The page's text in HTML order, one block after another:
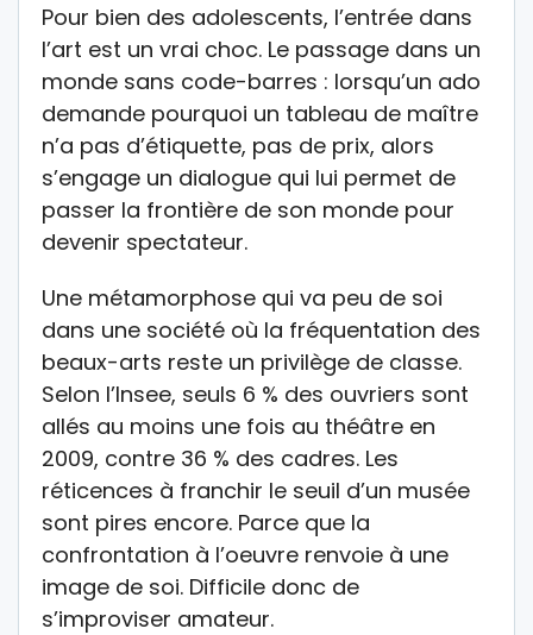
Pour bien des adolescents, l’entrée dans
l’art est un vrai choc. Le passage dans un
monde sans code-barres : lorsqu’un ado
demande pourquoi un tableau de maître
n’a pas d’étiquette, pas de prix, alors
s’engage un dialogue qui lui permet de
passer la frontière de son monde pour
devenir spectateur.
Une métamorphose qui va peu de soi
dans une société où la fréquentation des
beaux-arts reste un privilège de classe.
Selon l’Insee, seuls 6 % des ouvriers sont
allés au moins une fois au théâtre en
2009, contre 36 % des cadres. Les
réticences à franchir le seuil d’un musée
sont pires encore. Parce que la
confrontation à l’oeuvre renvoie à une
image de soi. Difficile donc de
s’improviser amateur.